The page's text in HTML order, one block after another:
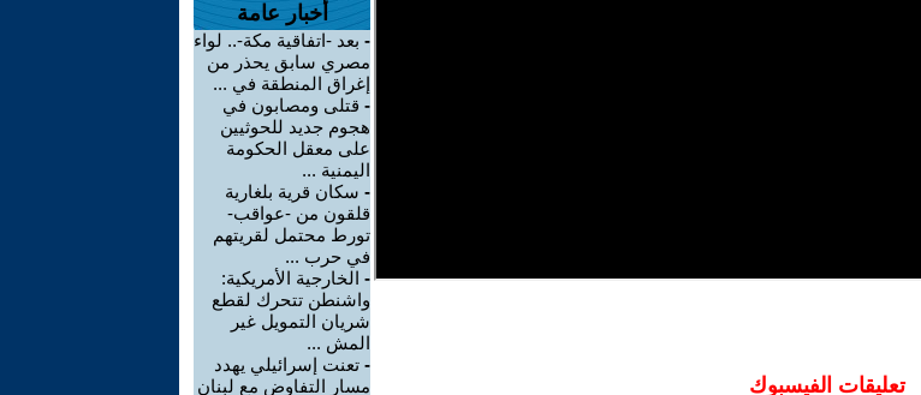
تعليقات الفيسبوك
أخبار عامة
- بعد -اتفاقية مكة-.. لواء
مصري سابق يحذر من
إغراق المنطقة في ...
- قتلى ومصابون في
هجوم جديد للحوثيين
على معقل الحكومة
اليمنية ...
- سكان قرية بلغارية
قلقون من -عواقب-
تورط محتمل لقريتهم
في حرب ...
- الخارجية الأمريكية:
واشنطن تتحرك لقطع
شريان التمويل غير
المش ...
- تعنت إسرائيلي يهدد
مسار التفاوض مع لبنان